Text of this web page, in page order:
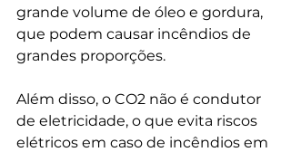
grande volume de óleo e gordura,
que podem causar incêndios de
grandes proporções.
Além disso, o CO2 não é condutor
de eletricidade, o que evita riscos
elétricos em caso de incêndios em